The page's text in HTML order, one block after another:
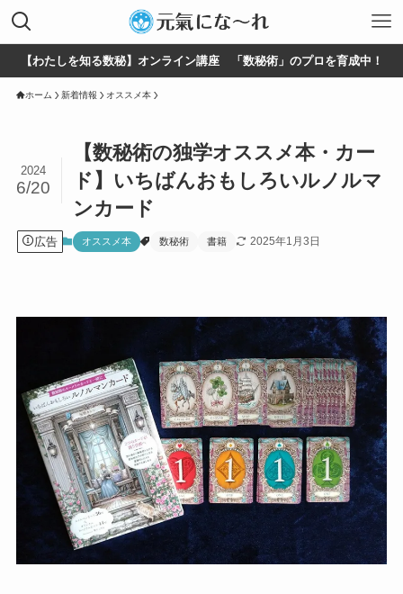
【わたしを知る数秘】オンライン講座 「数秘術」のプロを育成中！
ホーム 新着情報 オススメ本
【数秘術の独学オススメ本・カー
ド】いちばんおもしろいルノルマ
ンカード
2024
6/20
広告 オススメ本 数秘術 書籍 2025年1月3日